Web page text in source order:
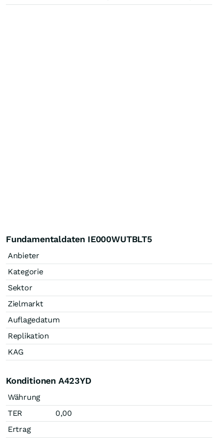
Fundamentaldaten IE000WUTBLT5
Anbieter
Kategorie
Sektor
Zielmarkt
Auflagedatum
Replikation
KAG
Konditionen A423YD
Währung
TER
0,00
Ertrag